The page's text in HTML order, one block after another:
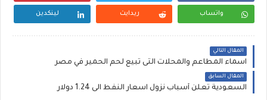
واتساب ريدايت لينكدين
المقال التالي
اسماء المطاعم والمحلات التى تبيع لحم الحمير في مصر
المقال السابق
السعودية تعلن أسباب نزول اسعار النفط الى 1.24 دولار